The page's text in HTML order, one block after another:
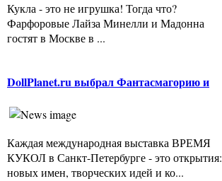
Кукла - это не игрушка! Тогда что?
Фарфоровые Лайза Минелли и Мадонна
гостят в Москве в ...
DollPlanet.ru выбрал Фантасмагорию и
Каждая международная выставка ВРЕМЯ
КУКОЛ в Санкт-Петербурге - это открытия:
новых имен, творческих идей и ко...